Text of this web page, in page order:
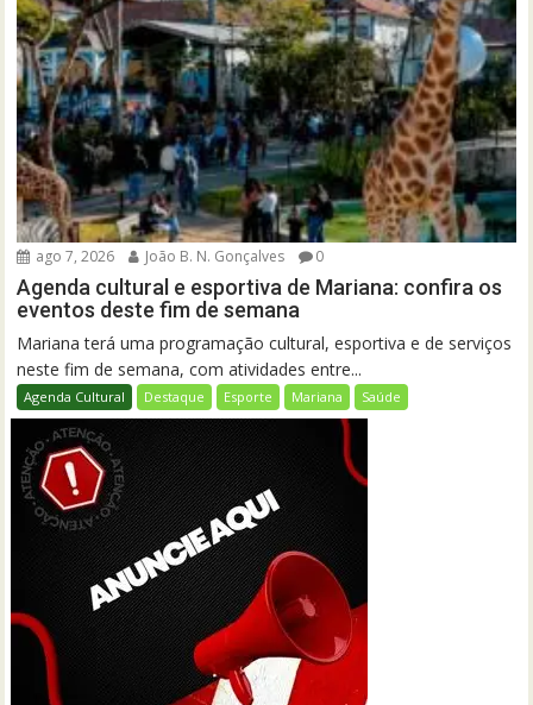
ago 7, 2026 João B. N. Gonçalves 0
Agenda cultural e esportiva de Mariana: confira os
eventos deste fim de semana
Mariana terá uma programação cultural, esportiva e de serviços
neste fim de semana, com atividades entre...
Agenda Cultural Destaque Esporte Mariana Saúde